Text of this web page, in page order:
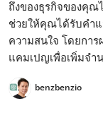
คอร์สเรียน
ถึงของธุรกิจของคุณ
ช่วยให้คุณได้รับคำ
ความสนใจ โดยกา
แคมเปญเพื่อเพิ่มจำ
benzbenzio